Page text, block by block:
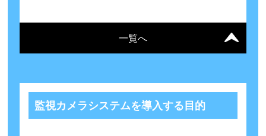
一覧へ
監視カメラシステムを導入する目的